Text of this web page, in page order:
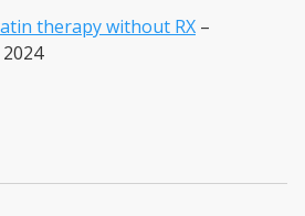
therapy without RX –